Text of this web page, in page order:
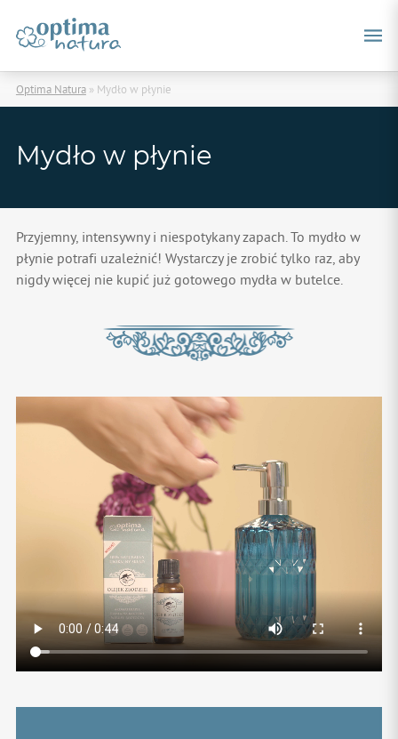
Optima Natura» Mydło w płynie
Mydło w płynie
Przyjemny, intensywny i niespotykany zapach. To mydło w
płynie potrafi uzależnić! Wystarczy je zrobić tylko raz, aby
nigdy więcej nie kupić już gotowego mydła w butelce.